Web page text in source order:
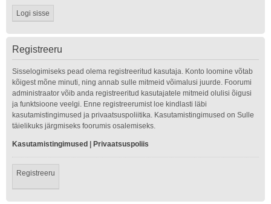
Registreeru
Sisselogimiseks pead olema registreeritud kasutaja. Konto loomine võtab
kõigest mõne minuti, ning annab sulle mitmeid võimalusi juurde. Foorumi
administraator võib anda registreeritud kasutajatele mitmeid olulisi õigusi
ja funktsioone veelgi. Enne registreerumist loe kindlasti läbi
kasutamistingimused ja privaatsuspoliitika. Kasutamistingimused on Sulle
täielikuks järgmiseks foorumis osalemiseks.
Kasutamistingimused Privaatsuspoliis
Registreeru